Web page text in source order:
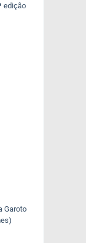
edição
Garoto